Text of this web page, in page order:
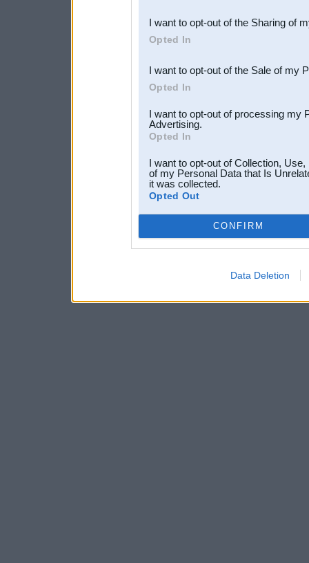
Downstream Participants
third parties.
I want to opt-out of the Sharing of
Opted In
I want to opt-out of the Sale of my
Opted In
I want to opt-out of processing my
Advertising.
Opted In
I want to opt-out of Collection,
of my Personal Data that Is
it was collected.
Opted Out
CONFIRM
Data Deletion